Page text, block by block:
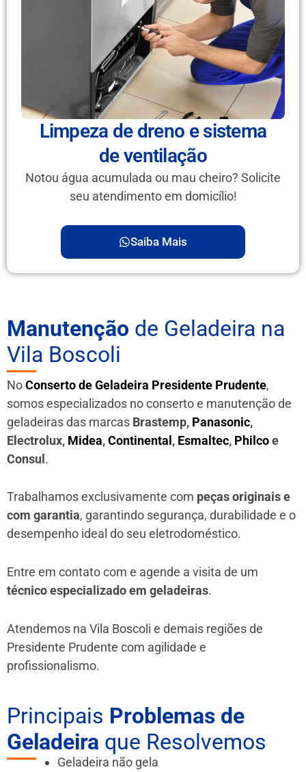
Limpeza de dreno e sistema
de ventilação
Notou água acumulada ou mau cheiro? Solicite
seu atendimento em domicílio!
Saiba Mais
Manutenção de Geladeira na
Vila Boscoli
NoConserto de Geladeira Presidente Prudente,
somos especializados no conserto e manutenção de
geladeiras das marcas Brastemp, Panasonic,
Electrolux, Midea,Continental, Esmaltec, Philcoe
Consul.
Trabalhamos exclusivamente com peças originais e
com garantia, garantindo segurança, durabilidade e o
desempenho ideal do seu eletrodoméstico.
Entre em contato com e agende a visita de um
técnico especializado em geladeiras.
Atendemos na Vila Boscoli e demais regiões de
Presidente Prudente com agilidade e
profissionalismo.
Principais Problemas de
Geladeira que Resolvemos
Geladeira não gela